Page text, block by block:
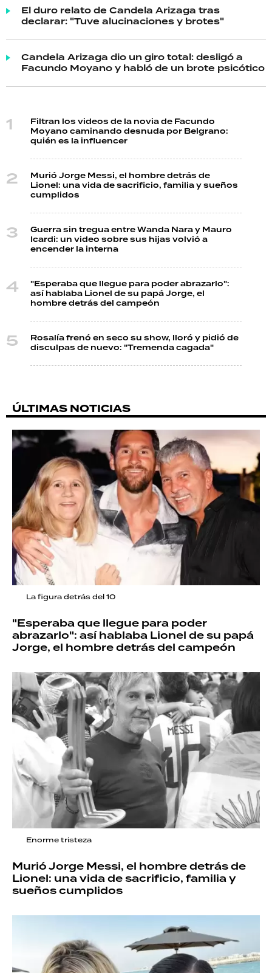
El duro relato de Candela Arizaga tras
declarar: "Tuve alucinaciones y brotes"
Candela Arizaga dio un giro total: desligó a
Facundo Moyano y habló de un brote psicótico
Filtran los videos de la novia de Facundo
Moyano caminando desnuda por Belgrano:
quién es la influencer
Murió Jorge Messi, el hombre detrás de
Lionel: una vida de sacrificio, familia y sueños
cumplidos
Guerra sin tregua entre Wanda Nara y Mauro
Icardi: un video sobre sus hijas volvió a
encender la interna
"Esperaba que llegue para poder abrazarlo":
así hablaba Lionel de su papá Jorge, el
hombre detrás del campeón
Rosalía frenó en seco su show, lloró y pidió de
disculpas de nuevo: "Tremenda cagada"
ÚLTIMAS NOTICIAS
La figura detrás del 10
"Esperaba que llegue para poder
abrazarlo": así hablaba Lionel de su papá
Jorge, el hombre detrás del campeón
Enorme tristeza
Murió Jorge Messi, el hombre detrás de
Lionel: una vida de sacrificio, familia y
sueños cumplidos